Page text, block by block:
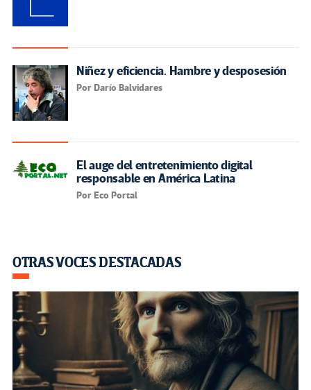
Niñez y eficiencia. Hambre y desposesión
Por Darío Balvidares
El auge del entretenimiento digital
responsable en América Latina
Por Eco Portal
OTRAS VOCES DESTACADAS